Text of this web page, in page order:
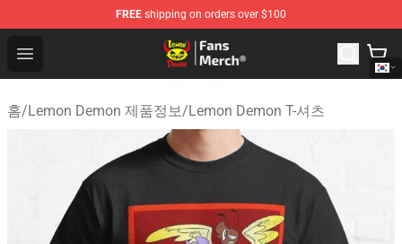
FREE shipping on orders over $100
Open menu
Lemon Demon Store - Official Lemon Demon
홈/Lemon Demon 제품정보/Lemon Demon T-셔츠